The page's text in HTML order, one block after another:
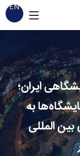
EN
ایران؛
به
المللی